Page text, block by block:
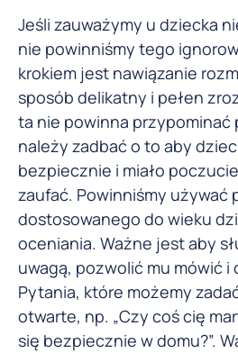
Jeśli zauważymy u dziecka
nie powinniśmy tego
krokiem jest nawiązanie
sposób delikatny i pełen
ta nie powinna przypominać
należy zadbać o to aby
bezpiecznie i miało
zaufać. Powinniśmy używać
dostosowanego do wieku
oceniania. Ważne jest aby
uwagą, pozwolić mu mówić i
Pytania, które możemy
otwarte, np. „Czy coś cię
się bezpiecznie w domu?”.